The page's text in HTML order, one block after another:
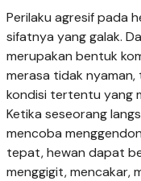
Perilaku agresif pada
sifatnya yang galak.
merupakan bentuk
merasa tidak
kondisi tertentu yang
Ketika seseorang
mencoba
tepat, hewan dapat
menggigit, mencakar,